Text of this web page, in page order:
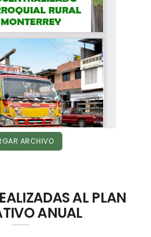
ARCHIVO
AL PLAN
ANUAL